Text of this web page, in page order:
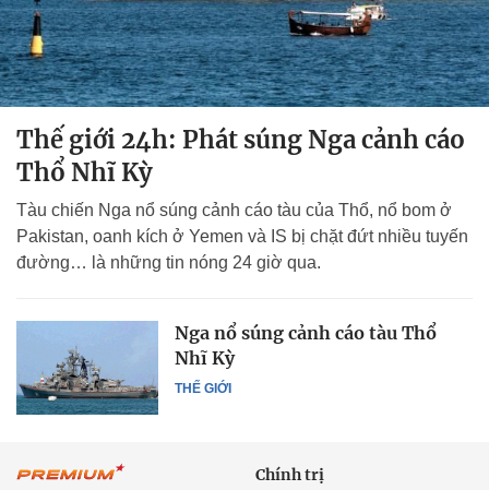
Thế giới 24h: Phát súng Nga cảnh cáo
Thổ Nhĩ Kỳ
Tàu chiến Nga nổ súng cảnh cáo tàu của Thổ, nổ bom ở
Pakistan, oanh kích ở Yemen và IS bị chặt đứt nhiều tuyến
đường… là những tin nóng 24 giờ qua.
THẾ GIỚI
Nga nổ súng cảnh cáo tàu Thổ
Nhĩ Kỳ
Chính trị